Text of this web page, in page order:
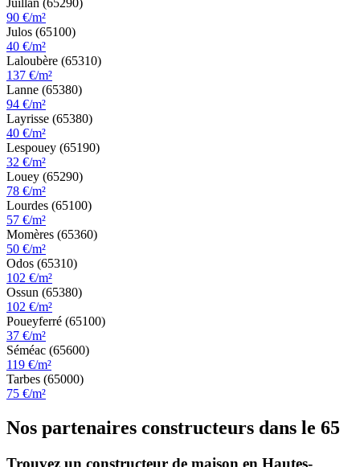
90 €/m²
Julos (65100)
40 €/m²
Laloubère (65310)
137 €/m²
Lanne (65380)
94 €/m²
Layrisse (65380)
40 €/m²
Lespouey (65190)
32 €/m²
Louey (65290)
78 €/m²
Lourdes (65100)
57 €/m²
Momères (65360)
50 €/m²
Odos (65310)
102 €/m²
Ossun (65380)
102 €/m²
Poueyferré (65100)
37 €/m²
Séméac (65600)
119 €/m²
Tarbes (65000)
75 €/m²
Nos partenaires constructeurs dans le 65
Trouvez un constructeur de maison en Hautes-